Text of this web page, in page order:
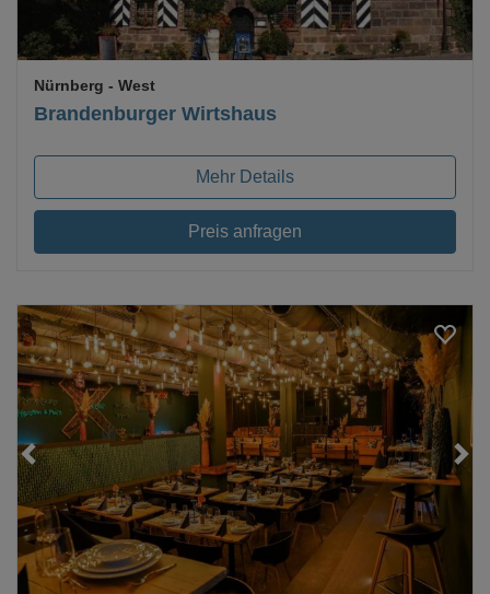
Brandenburger Wirtshaus
Nürnberg - West
Mehr Details
Preis anfragen
Loading...